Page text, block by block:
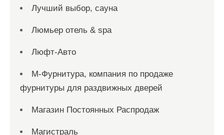
Лучший выбор, сауна
Люмьер отель & spa
Люфт-Авто
М-Фурнитура, компания по продаже
фурнитуры для раздвижных дверей
Магазин Постоянных Распродаж
Магистраль